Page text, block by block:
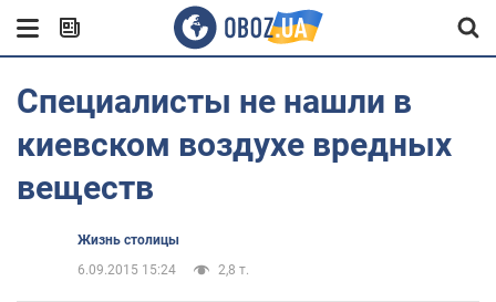
Специалисты не нашли в
киевском воздухе вредных
веществ
Жизнь столицы
6.09.2015 15:24
2,8 т.